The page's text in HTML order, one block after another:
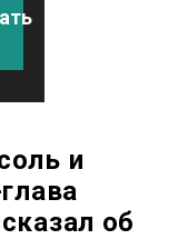
и
об